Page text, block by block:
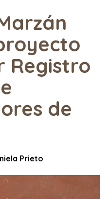
Registro
de
Prieto